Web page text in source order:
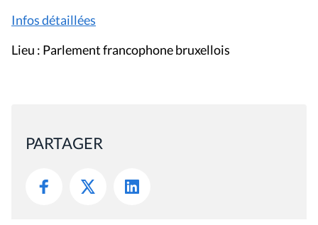
Infos détaillées
Lieu : Parlement francophone bruxellois
PARTAGER